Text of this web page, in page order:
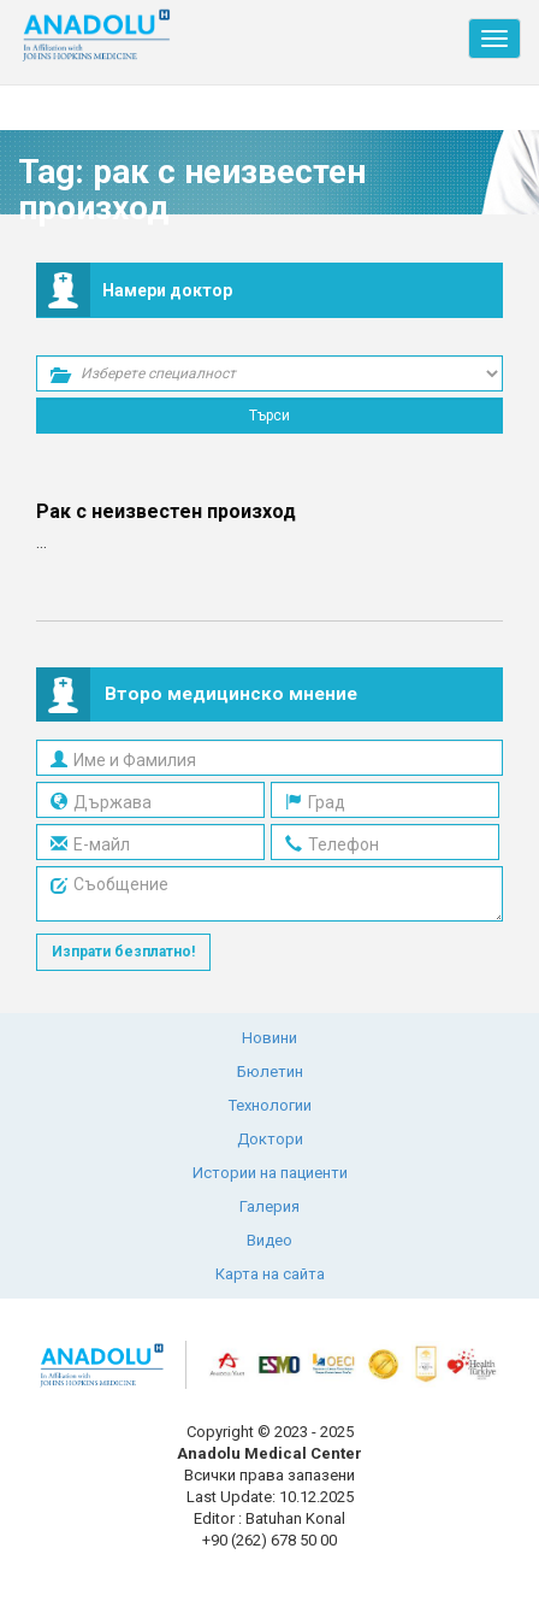
Tag:рак с неизвестен
произход
Намери доктор
Рак с неизвестен произход
Второ медицинско мнение
Изпрати безплатно!
Новини
Бюлетин
Технологии
Доктори
Истории на пациенти
Галерия
Видео
Карта на сайта
Copyright © 2023 - 2025
Anadolu Medical Center
Всички права запазени
Last Update: 10.12.2025
Editor : Batuhan Konal
+90 (262) 678 50 00